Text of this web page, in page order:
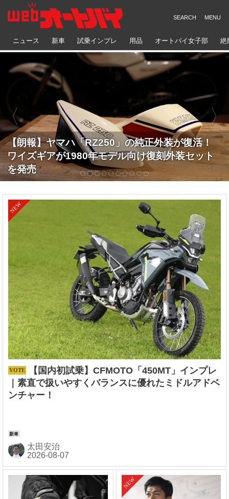
ニュース 新車 試乗インプレ 用品 オートバイ女子部 絶
【朗報】ヤマハ「RZ250」の純正外装が復活！
ワイズギアが1980年モデル向け復刻外装セット
を発売
【電撃試乗！】ホンダ「CB500 SUPER FOUR
E-Clutch」インプレ｜400発売まで待ちきれな
い！ ひと足先に新世代スーパーフォアに速攻試
乗！
【国内初試乗】CFMOTO「450MT」インプレ
｜素直で扱いやすくバランスに優れたミドルアドベ
ンチャー！
太田安治